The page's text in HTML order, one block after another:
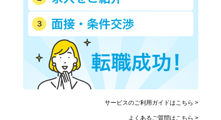
サービスのご利用ガイドはこちら >
よくあるご質問はこちら >